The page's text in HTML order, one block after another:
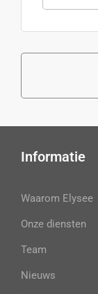
Informatie
Waarom Elysee
Onze diensten
Team
Nieuws